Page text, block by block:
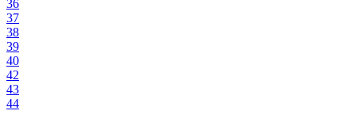
36
37
38
39
40
42
43
44